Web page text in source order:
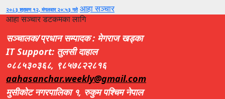
२०८३ श्रावण १२, मंगलवार २०:५३ गते आहा सञ्चार
आहा सञ्चार डटकमका लागि
सञ्चालक/प्रधान सम्पादक : मेगराज खड्का
IT Support: तुलसी दाहाल
०८८५३०३६८, ९८५७८२२८१६
aahasanchar.weekly@gmail.com
मुसीकोट नगरपालिका १, रुकुम पश्चिम नेपाल